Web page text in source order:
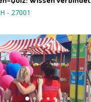
- 27001